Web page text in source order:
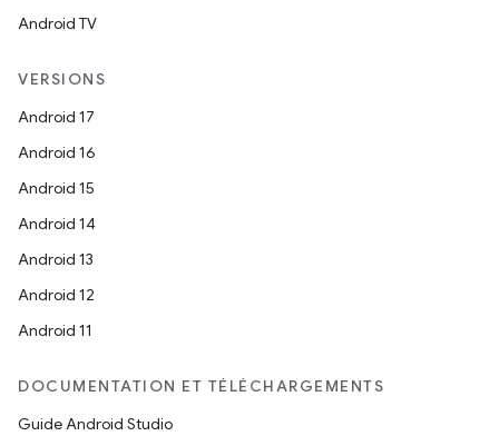
Android TV
VERSIONS
Android 17
Android 16
Android 15
Android 14
Android 13
Android 12
Android 11
DOCUMENTATION ET TÉLÉCHARGEMENTS
Guide Android Studio